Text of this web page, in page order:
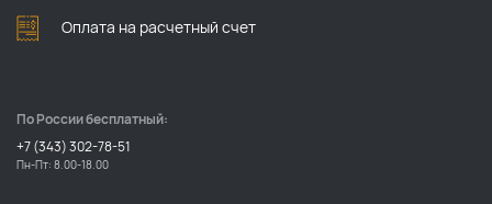
Оплата на расчетный счет
По России бесплатный:
+7 (343) 302-78-51
Пн-Пт: 8.00-18.00